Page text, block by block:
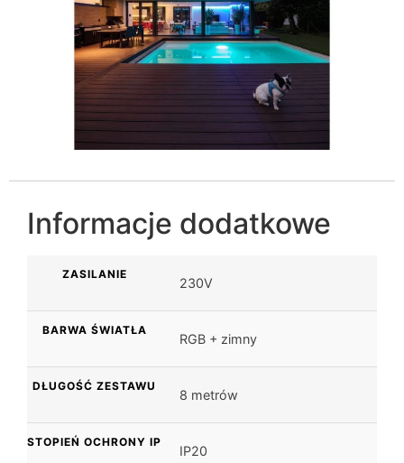
Informacje dodatkowe
ZASILANIE
230V
BARWA ŚWIATŁA
RGB + zimny
DŁUGOŚĆ ZESTAWU
8 metrów
STOPIEŃ OCHRONY IP
IP20